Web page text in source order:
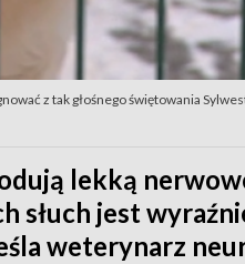
z tak głośnego świętowania
lekką
słuch jest
weterynarz